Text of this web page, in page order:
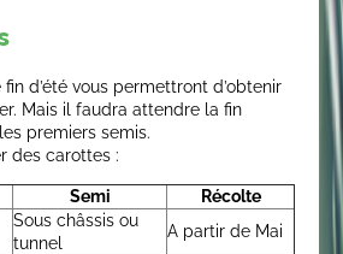
fin d’été vous permettront d’obtenir
Mais il faudra attendre la fin
premiers semis.
des carottes :
Semi
Récolte
Sous châssis ou
tunnel
A partir de Mai